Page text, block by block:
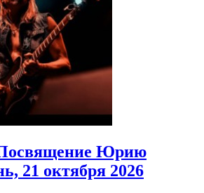
Посвящение Юрию
21 октября 2026